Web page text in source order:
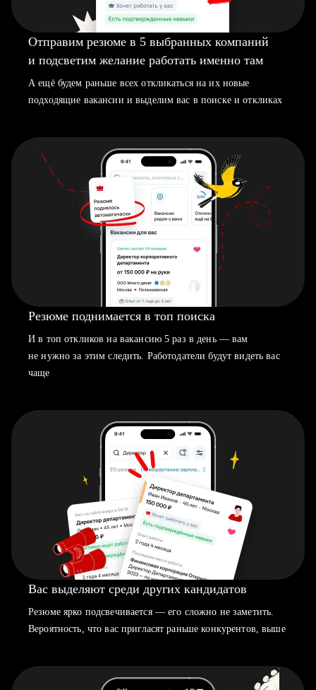
Отправим резюме в 5 выбранных компаний
и подсветим желание работать именно там
А ещё будем раньше всех откликаться на их новые
подходящие вакансии и выделим вас в поиске и откликах
Резюме поднимается в топ поиска
И в топ откликов на вакансию 5 раз в день — вам
не нужно за этим следить. Работодатели будут видеть вас
чаще
Вас выделяют среди других кандидатов
Резюме ярко подсвечивается — его сложно не заметить.
Вероятность, что вас пригласят раньше конкурентов, выше